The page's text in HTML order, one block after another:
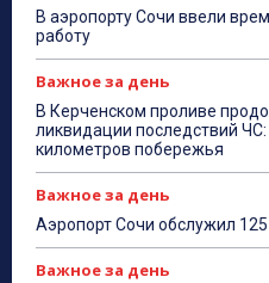
В аэропорту Сочи ввели
работу
Важное за день
В Керченском проливе
ликвидации последствий
километров побережья
Важное за день
Аэропорт Сочи обслужил
Важное за день